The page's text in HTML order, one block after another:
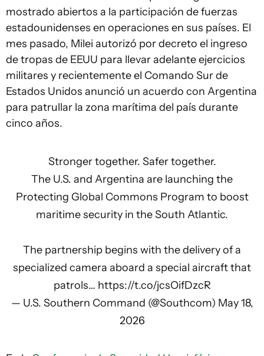
mostrado abiertos a la participación de fuerzas
estadounidenses en operaciones en sus países. El
mes pasado, Milei autorizó por decreto el ingreso
de tropas de EEUU para llevar adelante ejercicios
militares y recientemente el Comando Sur de
Estados Unidos anunció un acuerdo con Argentina
para patrullar la zona marítima del país durante
cinco años.
Stronger together. Safer together.
The U.S. and Argentina are launching the
Protecting Global Commons Program to boost
maritime security in the South Atlantic.
The partnership begins with the delivery of a
specialized camera aboard a special aircraft that
patrols… https://t.co/jcsOifDzcR
— U.S. Southern Command (@Southcom) May 18,
2026